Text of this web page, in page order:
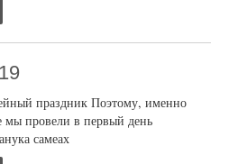
праздник Поэтому, именно
мы провели в первый день
самеах